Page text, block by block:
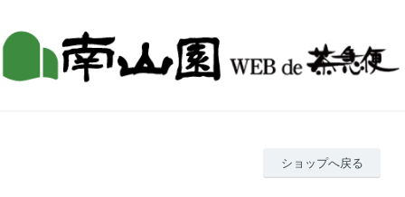
ショップへ戻る